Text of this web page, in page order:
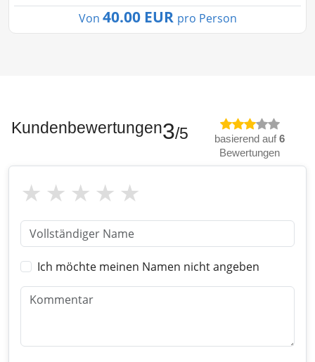
Von 40.00 EUR pro Person
Kundenbewertungen3/5 basierend auf6
Bewertungen
Ich möchte meinen Namen nicht angeben